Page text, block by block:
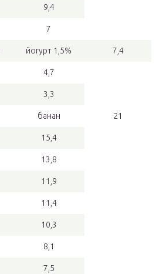
9,4
7
йогурт 1,5% 7,4
4,7
3,3
банан 21
15,4
13,8
11,9
11,4
10,3
8,1
7,5